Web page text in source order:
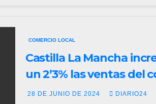
COMERCIO LOCAL
Castilla La Mancha
un 2’3% las ventas del
minorista según el INE
28 DE JUNIO DE 2024 DIARIO24